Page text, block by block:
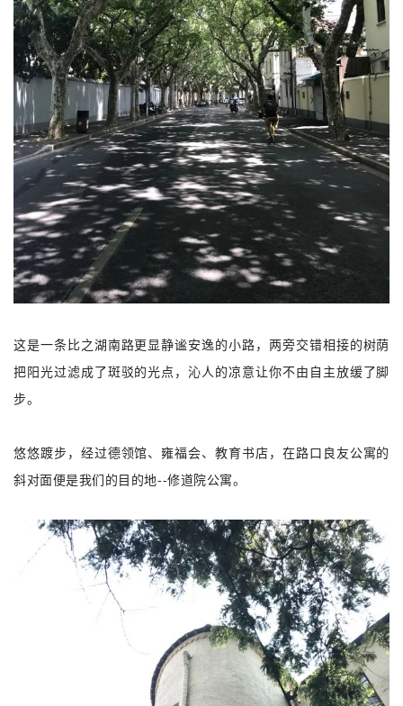
这是一条比之湖南路更显静谧安逸的小路，两旁交错相接的树荫
把阳光过滤成了斑驳的光点，沁人的凉意让你不由自主放缓了脚
步。
悠悠踱步，经过德领馆、雍福会、教育书店，在路口良友公寓的
斜对面便是我们的目的地--修道院公寓。